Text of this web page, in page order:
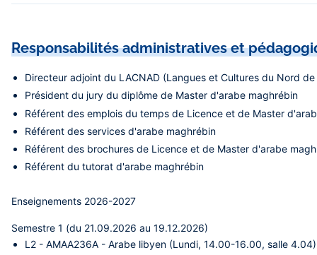
Responsabilités administratives et
Directeur adjoint du LACNAD (Langues et Cultures du Nord
Président du jury du diplôme de Master d'arabe maghrébin
Référent des emplois du temps de Licence et de Master
Référent des services d'arabe maghrébin
Référent des brochures de Licence et de Master d'arabe
Référent du tutorat d'arabe maghrébin
Enseignements 2026-2027
Semestre 1 (du 21.09.2026 au 19.12.2026)
L2 - AMAA236A - Arabe libyen (Lundi, 14.00-16.00, salle 4.04)